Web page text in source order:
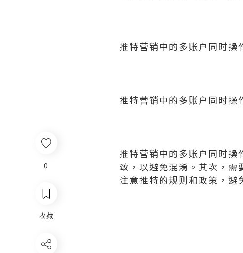
0
收藏
推特营销中的多账户同时操
推特营销中的多账户同时操
推特营销中的多账户同时
致，以避免混淆。其次，
注意推特的规则和政策，